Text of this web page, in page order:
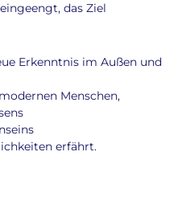
das Ziel
Erkenntnis im Außen und
Menschen,
erfährt.